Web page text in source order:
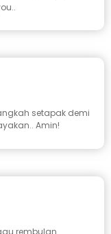
setapak demi
Amin!
rembulan